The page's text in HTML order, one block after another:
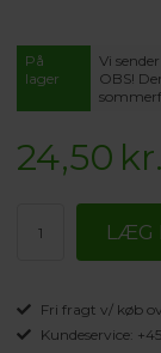
På
lager
Vi
OBS!
24,50 kr.
Fri fragt v/ køb
Kundeservice: